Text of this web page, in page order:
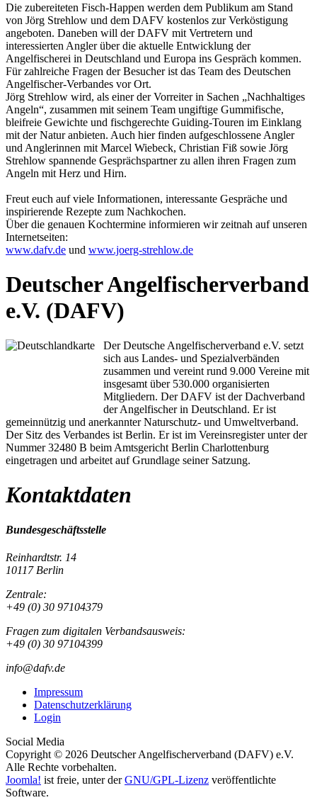
Die zubereiteten Fisch-Happen werden dem Publikum am Stand
von Jörg Strehlow und dem DAFV kostenlos zur Verköstigung
angeboten. Daneben will der DAFV mit Vertretern und
interessierten Angler über die aktuelle Entwicklung der
Angelfischerei in Deutschland und Europa ins Gespräch kommen.
Für zahlreiche Fragen der Besucher ist das Team des Deutschen
Angelfischer-Verbandes vor Ort.
Jörg Strehlow wird, als einer der Vorreiter in Sachen „Nachhaltiges
Angeln“, zusammen mit seinem Team ungiftige Gummifische,
bleifreie Gewichte und fischgerechte Guiding-Touren im Einklang
mit der Natur anbieten. Auch hier finden aufgeschlossene Angler
und Anglerinnen mit Marcel Wiebeck, Christian Fiß sowie Jörg
Strehlow spannende Gesprächspartner zu allen ihren Fragen zum
Angeln mit Herz und Hirn.
Freut euch auf viele Informationen, interessante Gespräche und
inspirierende Rezepte zum Nachkochen.
Über die genauen Kochtermine informieren wir zeitnah auf unseren
Internetseiten:
www.dafv.de und www.joerg-strehlow.de
Deutscher Angelfischerverband
e.V. (DAFV)
Der Deutsche Angelfischerverband e.V. setzt
sich aus Landes- und Spezialverbänden
zusammen und vereint rund 9.000 Vereine mit
insgesamt über 530.000 organisierten
Mitgliedern. Der DAFV ist der Dachverband
der Angelfischer in Deutschland. Er ist
gemeinnützig und anerkannter Naturschutz- und Umweltverband.
Der Sitz des Verbandes ist Berlin. Er ist im Vereinsregister unter der
Nummer 32480 B beim Amtsgericht Berlin Charlottenburg
eingetragen und arbeitet auf Grundlage seiner Satzung.
Kontaktdaten
Bundesgeschäftsstelle
Reinhardtstr. 14
10117 Berlin
Zentrale:
+49 (0) 30 97104379
Fragen zum digitalen Verbandsausweis:
+49 (0) 30 97104399
info@dafv.de
Impressum
Datenschutzerklärung
Login
Social Media
Copyright © 2026 Deutscher Angelfischerverband (DAFV) e.V.
Alle Rechte vorbehalten.
Joomla! ist freie, unter derGNU/GPL-Lizenz veröffentlichte
Software.